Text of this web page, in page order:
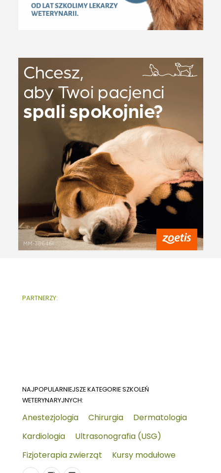
PARTNERZY:
NAJPOPULARNIEJSZE KATEGORIE SZKOLEŃ
WETERYNARYJNYCH:
Anestezjologia Chirurgia
Dermatologia
Kardiologia
Ultrasonografia (USG)
Fizjoterapia zwierząt
Kursy modułowe